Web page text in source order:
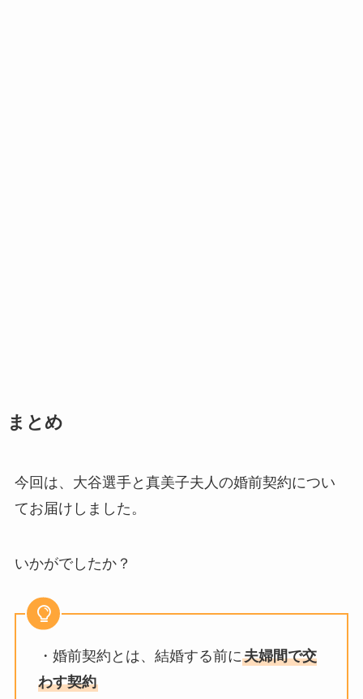
まとめ
今回は、大谷選手と真美子夫人の婚前契約につい
てお届けしました。
いかがでしたか？
・婚前契約とは、結婚する前に夫婦間で交
わす契約